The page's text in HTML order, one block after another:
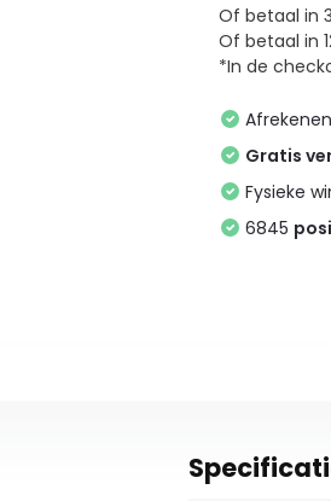
Of betaal in
Of betaal in
*In de
Gratis
Fysieke
6845